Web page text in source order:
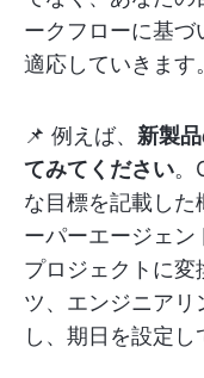
ークフローに基づ
適応していきます。
📌 例えば、 新製
てみてください。
な目標を記載した
ーパーエージェン
プロジェクトに
ツ、エンジニア
し、期日を設定し